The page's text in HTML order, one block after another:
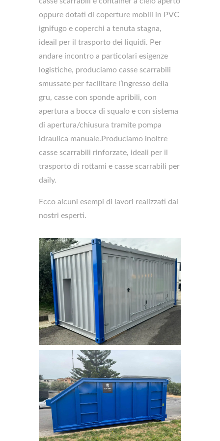
oppure dotati di coperture mobili in PVC
ignifugo e coperchi a tenuta stagna,
ideail per il trasporto dei liquidi. Per
andare incontro a particolari esigenze
logistiche, produciamo casse scarrabili
smussate per facilitare l’ingresso della
gru, casse con sponde apribili, con
apertura a bocca di squalo e con sistema
di apertura/chiusura tramite pompa
idraulica manuale.Produciamo inoltre
casse scarrabili rinforzate, ideali per il
trasporto di rottami e casse scarrabili per
daily.
Ecco alcuni esempi di lavori realizzati dai
nostri esperti.
Container completo di grigliati e
serbatoio interno
Container 6×2.4×2.5 mt esterno,
completo di grigliati e serbatoio
posizionato all’interno. Verniciatura:
preparazione fondo griglio all’acqua
acril poliuretanico ai fosfati di zinco.